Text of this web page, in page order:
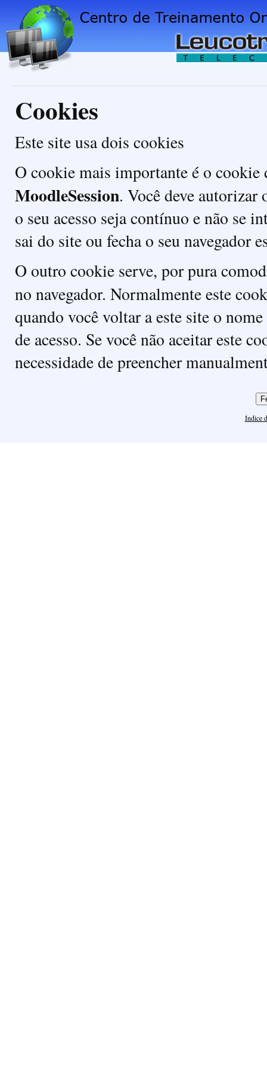
Cookies
Este site usa dois cookies
O cookie mais importante é o cookie
MoodleSession. Você deve autorizar
o seu acesso seja contínuo e não se
sai do site ou fecha o seu navegador
O outro cookie serve, por pura
no navegador. Normalmente este
quando você voltar a este site o
de acesso. Se você não aceitar este
necessidade de preencher
Índice